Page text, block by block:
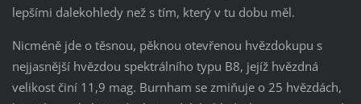
lepšími dalekohledy než s tím, který v tu dobu měl.
Nicméně jde o těsnou, pěknou otevřenou hvězdokupu s
nejjasnější hvězdou spektrálního typu B8, jejíž hvězdná
velikost činí 11,9 mag. Burnham se zmiňuje o 25 hvězdách,